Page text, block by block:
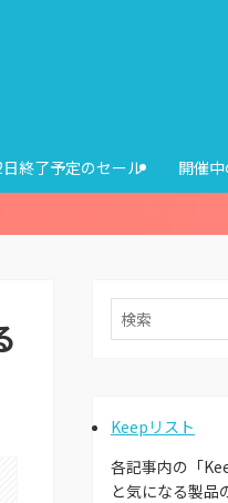
終了予定のセール 開催
Keepリスト
各記事内の「
と気になる製品